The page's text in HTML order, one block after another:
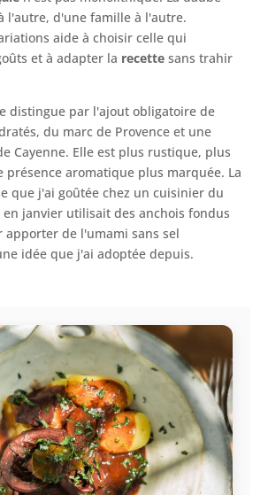
l'autre, d'une famille à l'autre.
aide à choisir celle qui
et à adapter la recette sans trahir
distingue par l'ajout obligatoire de
du marc de Provence et une
Cayenne. Elle est plus rustique, plus
présence aromatique plus marquée. La
que j'ai goûtée chez un cuisinier du
janvier utilisait des anchois fondus
apporter de l'umami sans sel
idée que j'ai adoptée depuis.